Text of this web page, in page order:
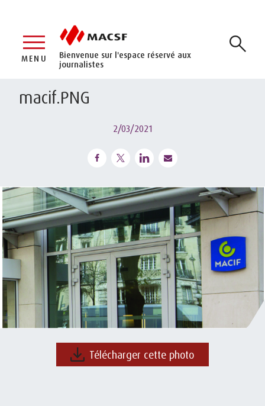
Bienvenue sur l'espace réservé aux
journalistes
MENU
macif.PNG
2/03/2021
Télécharger cette photo